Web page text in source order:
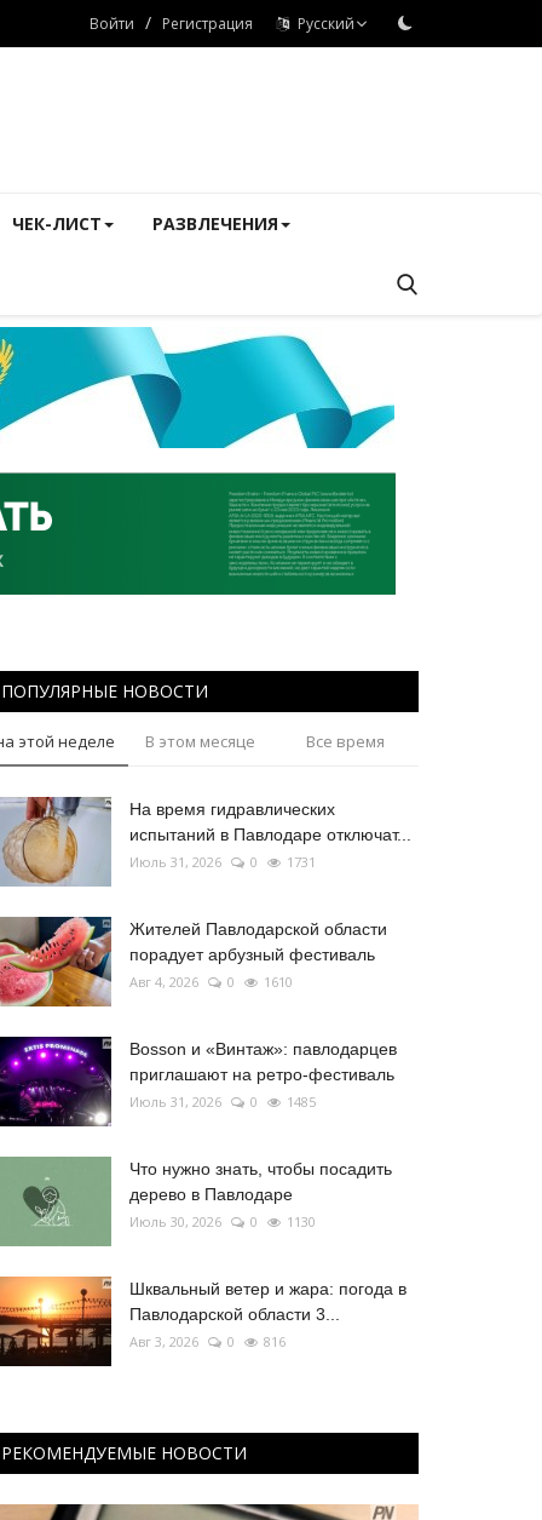
Войти / Регистрация Русский
ЧЕК-ЛИСТ РАЗВЛЕЧЕНИЯ
ПОПУЛЯРНЫЕ НОВОСТИ
этой неделе В этом месяце Все время
На время гидравлических
испытаний в Павлодаре отключат...
Июль 31, 2026 0 1731
Жителей Павлодарской области
порадует арбузный фестиваль
Авг 4, 2026 0 1610
Bosson и «Винтаж»: павлодарцев
приглашают на ретро-фестиваль
Июль 31, 2026 0 1485
Что нужно знать, чтобы посадить
дерево в Павлодаре
Июль 30, 2026 0 1130
Шквальный ветер и жара: погода в
Павлодарской области 3...
Авг 3, 2026 0 816
РЕКОМЕНДУЕМЫЕ НОВОСТИ